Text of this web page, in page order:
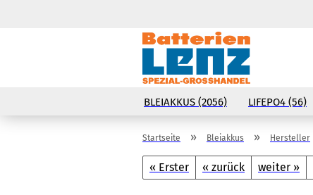
BLEIAKKUS (2056) LIFEPO4 (56)
Startseite » Bleiakkus » Hersteller
« Erster « zurück weiter »